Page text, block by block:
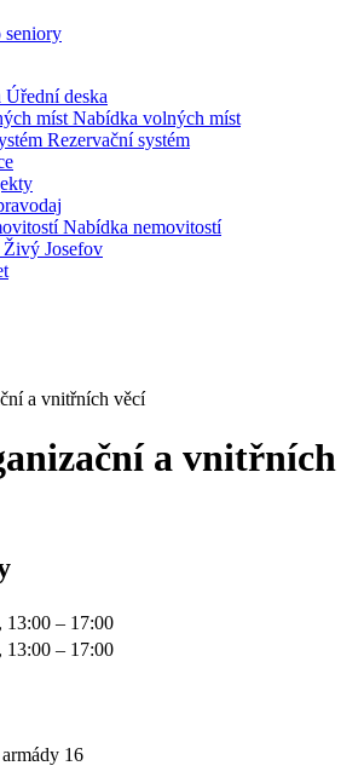
seniory
Úřední deska
Nabídka volných míst
Rezervační systém
Nabídka nemovitostí
Živý Josefov
a vnitřních věcí
a vnitřních
13:00 – 17:00
13:00 – 17:00
16